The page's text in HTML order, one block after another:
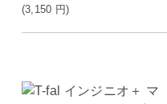
(3,150 円)